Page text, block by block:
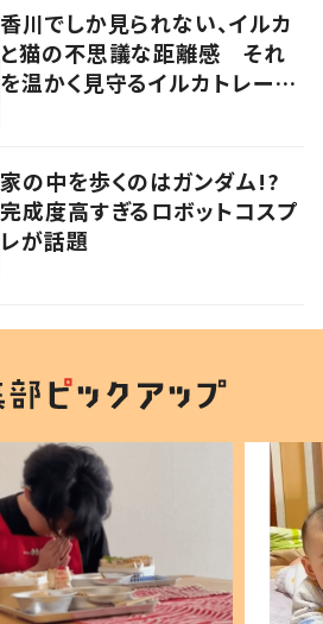
香川でしか見られない、イルカ
と猫の不思議な距離感 それ
を温かく見守るイルカトレーナ
家の中を歩くのはガンダム!?
完成度高すぎるロボットコスプ
レが話題